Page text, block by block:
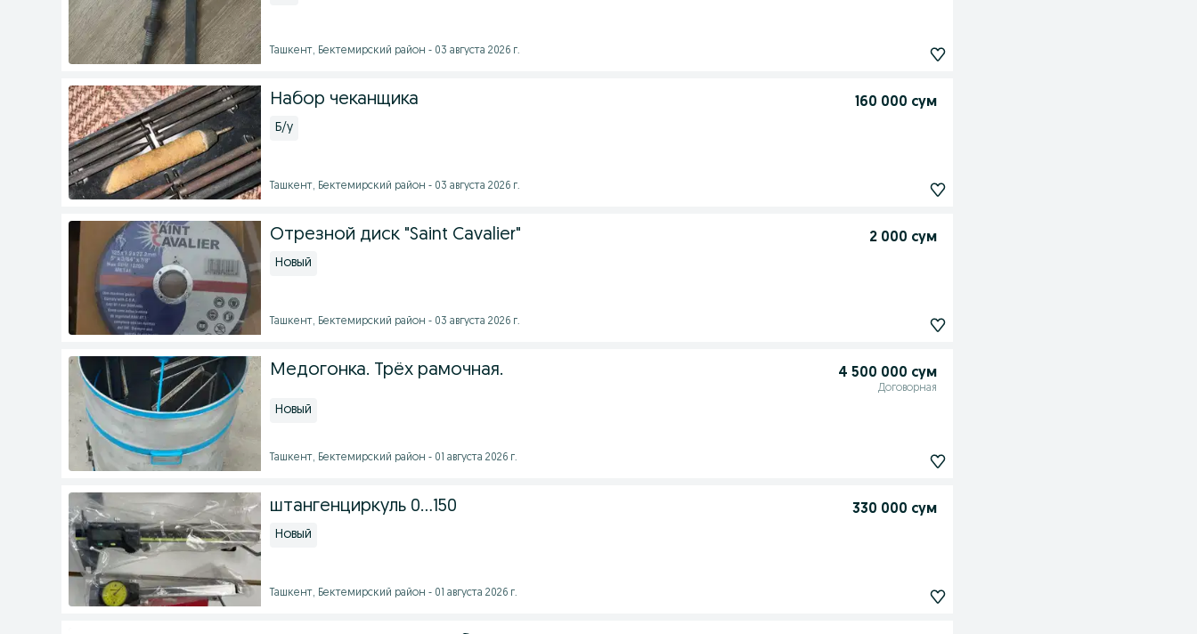
Ташкент, Бектемирский район - 03 августа 2026 г.
Набор чеканщика 160 000 сум
Б/у
Ташкент, Бектемирский район - 03 августа 2026 г.
Отрезной диск "Saint Cavalier" 2 000 сум
Новый
Ташкент, Бектемирский район - 03 августа 2026 г.
Медогонка. Трёх рамочная. 4 500 000 сум
Договорная
Новый
Ташкент, Бектемирский район - 01 августа 2026 г.
штангенциркуль 0…150 330 000 сум
Новый
Ташкент, Бектемирский район - 01 августа 2026 г.